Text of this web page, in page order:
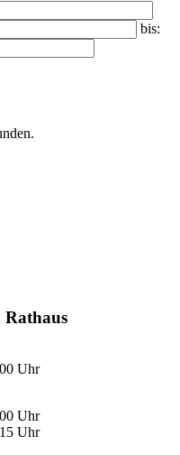
bis:
Rathaus
Uhr
Uhr
Uhr